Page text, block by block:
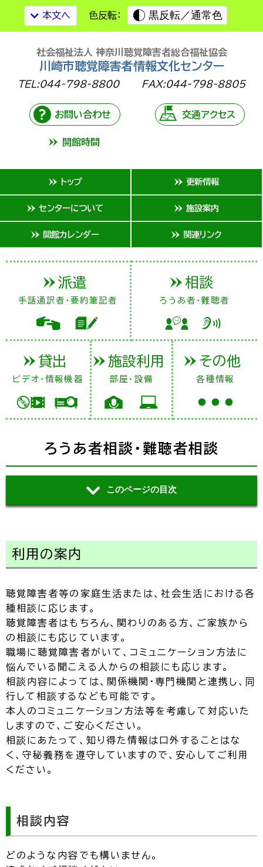
本文へ 色反転： 黒反転／通常色
社会福祉法人 神奈川聴覚障害者総合福祉協会
川崎市聴覚障害者情報文化センター
TEL:044-798-8800 FAX:044-798-8805
お問い合わせ
開館時間
交通アクセス
トップ 更新情報
センターについて 施設案内
開館カレンダー 関連リンク
派遣
手話通訳者・要約筆記者
相談
ろうあ者・難聴者
貸出
ビデオ・情報機器
施設利用
部屋・設備
その他
各種情報
ろうあ者相談・難聴者相談
このページの目次
利用の案内
聴覚障害者等の家庭生活または、社会生活における各
種相談に応じます。
聴覚障害者はもちろん、関わりのある方、ご家族から
の相談にも応じています。
職場に聴覚障害者がいて、コミュニケーション方法に
悩んでいる聞こえる人からの相談にも応じます。
相談内容によっては、関係機関・専門機関と連携し、同
行して相談するなども可能です。
本人のコミュニケーション方法等を考慮して対応いた
しますので、ご安心ください。
相談にあたって、知り得た情報は口外することはな
く、守秘義務を遵守していますので、安心してご利用
ください。
相談内容
どのような内容でも構いません。